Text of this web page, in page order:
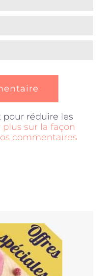
pour réduire les
plus sur la façon
commentaires